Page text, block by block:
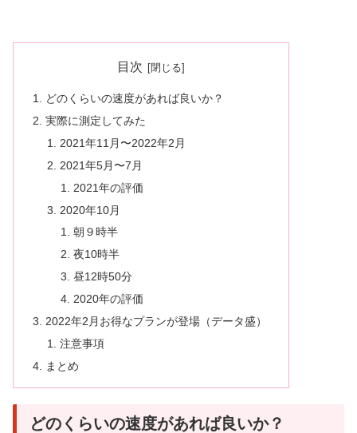
目次
どのくらいの速度があれば良いか？
実際に測定してみた
2021年11月〜2022年2月
2021年5月〜7月
2021年の評価
2020年10月
朝９時半
夜10時半
昼12時50分
2020年の評価
2022年2月お得なプランが登場（データ盛）
注意事項
まとめ
どのくらいの速度があれば良いか？